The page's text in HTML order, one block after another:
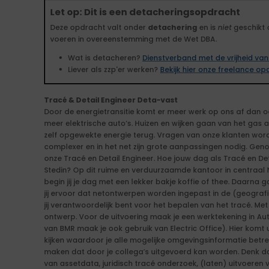
Let op: Dit is een detacheringsopdracht
Deze opdracht valt onder detachering en is niet geschikt
voeren in overeenstemming met de Wet DBA.
Wat is detacheren? Dienstverband met de vrijheid
Liever als zzp'er werken? Bekijk hier onze freelance
Tracé & Detail Engineer Deta-vast
Door de energietransitie komt er meer werk op ons af dan
meer elektrische auto’s. Huizen en wijken gaan van het gas
zelf opgewekte energie terug. Vragen van onze klanten
complexer en in het net zijn grote aanpassingen nodig.
onze Tracé en Detail Engineer. Hoe jouw dag als Tracé en
Stedin? Op dit ruime en verduurzaamde kantoor in centraal
begin jij je dag met een lekker bakje koffie of thee. Daarna
jij ervoor dat netontwerpen worden ingepast in de
jij verantwoordelijk bent voor het bepalen van het tracé.
ontwerp. Voor de uitvoering maak je een werktekening in
van BMR maak je ook gebruik van Electric Office). Hier
kijken waardoor je alle mogelijke omgevingsinformatie
maken dat door je collega’s uitgevoerd kan worden. Denk
van assetdata, juridisch tracé onderzoek, (laten) uitvoeren